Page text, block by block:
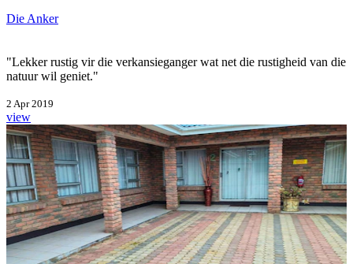
Die Anker
"Lekker rustig vir die verkansieganger wat net die rustigheid van die
natuur wil geniet."
2 Apr 2019
view